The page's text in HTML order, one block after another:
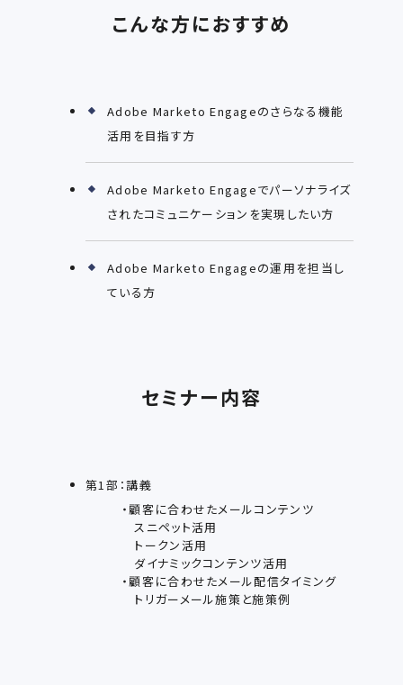
こんな方におすすめ
Adobe Marketo Engageのさらなる機能
活用を目指す方
Adobe Marketo Engageでパーソナライズ
されたコミュニケーションを実現したい方
Adobe Marketo Engageの運用を担当し
ている方
セミナー内容
第1部：講義
・顧客に合わせたメールコンテンツ
スニペット活用
トークン活用
ダイナミックコンテンツ活用
・顧客に合わせたメール配信タイミング
トリガーメール施策と施策例